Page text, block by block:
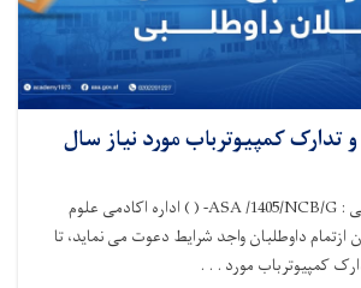
تدارک کمپیوترباب مورد نیاز سال
شماره دعوتنامه داوطلبی : ASA /1405/NCB/G- ( ) اداره اکادمی علوم
ازتمام داوطلبان واجد شرایط دعوت می نماید، تا
کمپیوترباب مورد . . .